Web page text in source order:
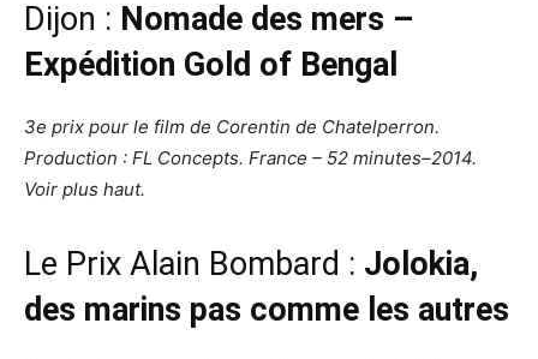
Dijon : Nomade des mers –
Expédition Gold of Bengal
3e prix pour le film de Corentin de Chatelperron.
Production : FL Concepts. France – 52 minutes–2014.
Voir plus haut.
Le Prix Alain Bombard : Jolokia,
des marins pas comme les autres